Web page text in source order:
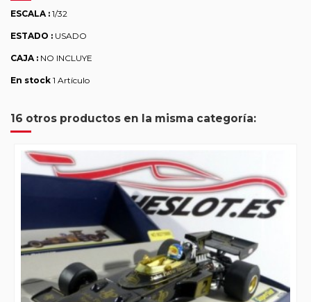
ESCALA : 1/32
ESTADO : USADO
CAJA : NO INCLUYE
En stock 1 Artículo
16 otros productos en la misma categoría: